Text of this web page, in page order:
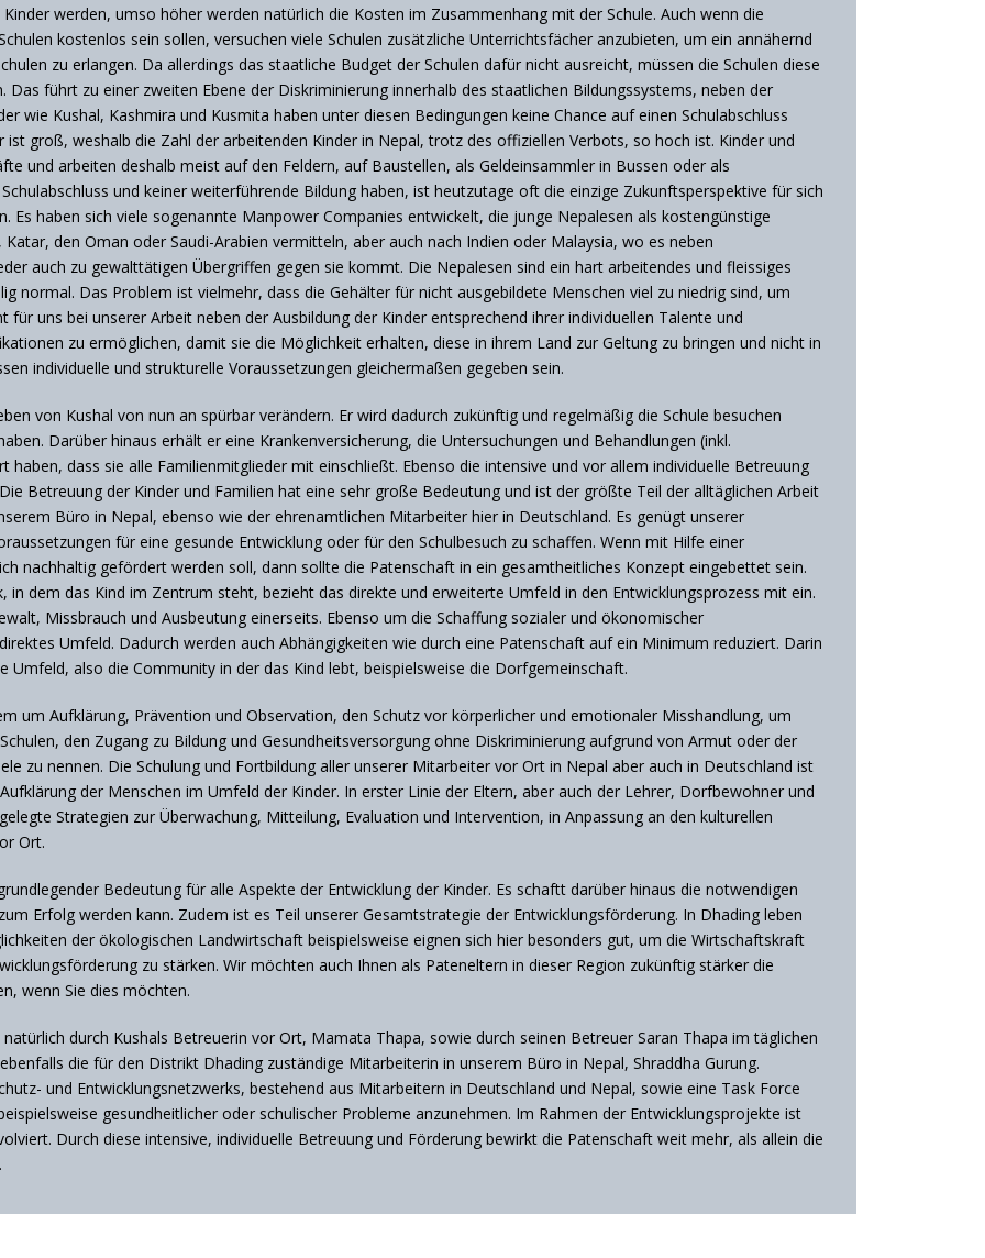
werden, umso höher werden natürlich die Kosten im Zusammenhang mit der Schule. Auch wenn die
kostenlos sein sollen, versuchen viele Schulen zusätzliche Unterrichtsfächer anzubieten, um ein annähernd
zu erlangen. Da allerdings das staatliche Budget der Schulen dafür nicht ausreicht, müssen die Schulen diese
Das führt zu einer zweiten Ebene der Diskriminierung innerhalb des staatlichen Bildungssystems, neben der
wie Kushal, Kashmira und Kusmita haben unter diesen Bedingungen keine Chance auf einen Schulabschluss
groß, weshalb die Zahl der arbeitenden Kinder in Nepal, trotz des offiziellen Verbots, so hoch ist. Kinder und
und arbeiten deshalb meist auf den Feldern, auf Baustellen, als Geldeinsammler in Bussen oder als
und keiner weiterführende Bildung haben, ist heutzutage oft die einzige Zukunftsperspektive für sich
Es haben sich viele sogenannte Manpower Companies entwickelt, die junge Nepalesen als kostengünstige
den Oman oder Saudi-Arabien vermitteln, aber auch nach Indien oder Malaysia, wo es neben
auch zu gewalttätigen Übergriffen gegen sie kommt. Die Nepalesen sind ein hart arbeitendes und fleissiges
normal. Das Problem ist vielmehr, dass die Gehälter für nicht ausgebildete Menschen viel zu niedrig sind, um
für uns bei unserer Arbeit neben der Ausbildung der Kinder entsprechend ihrer individuellen Talente und
zu ermöglichen, damit sie die Möglichkeit erhalten, diese in ihrem Land zur Geltung zu bringen und nicht in
individuelle und strukturelle Voraussetzungen gleichermaßen gegeben sein.
von Kushal von nun an spürbar verändern. Er wird dadurch zukünftig und regelmäßig die Schule besuchen
Darüber hinaus erhält er eine Krankenversicherung, die Untersuchungen und Behandlungen (inkl.
dass sie alle Familienmitglieder mit einschließt. Ebenso die intensive und vor allem individuelle Betreuung
Betreuung der Kinder und Familien hat eine sehr große Bedeutung und ist der größte Teil der alltäglichen Arbeit
Büro in Nepal, ebenso wie der ehrenamtlichen Mitarbeiter hier in Deutschland. Es genügt unserer
für eine gesunde Entwicklung oder für den Schulbesuch zu schaffen. Wenn mit Hilfe einer
nachhaltig gefördert werden soll, dann sollte die Patenschaft in ein gesamtheitliches Konzept eingebettet sein.
in dem das Kind im Zentrum steht, bezieht das direkte und erweiterte Umfeld in den Entwicklungsprozess mit ein.
Missbrauch und Ausbeutung einerseits. Ebenso um die Schaffung sozialer und ökonomischer
Umfeld. Dadurch werden auch Abhängigkeiten wie durch eine Patenschaft auf ein Minimum reduziert. Darin
Umfeld, also die Community in der das Kind lebt, beispielsweise die Dorfgemeinschaft.
um Aufklärung, Prävention und Observation, den Schutz vor körperlicher und emotionaler Misshandlung, um
den Zugang zu Bildung und Gesundheitsversorgung ohne Diskriminierung aufgrund von Armut oder der
zu nennen. Die Schulung und Fortbildung aller unserer Mitarbeiter vor Ort in Nepal aber auch in Deutschland ist
der Menschen im Umfeld der Kinder. In erster Linie der Eltern, aber auch der Lehrer, Dorfbewohner und
Strategien zur Überwachung, Mitteilung, Evaluation und Intervention, in Anpassung an den kulturellen
Ort.
Bedeutung für alle Aspekte der Entwicklung der Kinder. Es schaftt darüber hinaus die notwendigen
Erfolg werden kann. Zudem ist es Teil unserer Gesamtstrategie der Entwicklungsförderung. In Dhading leben
der ökologischen Landwirtschaft beispielsweise eignen sich hier besonders gut, um die Wirtschaftskraft
zu stärken. Wir möchten auch Ihnen als Pateneltern in dieser Region zukünftig stärker die
wenn Sie dies möchten.
durch Kushals Betreuerin vor Ort, Mamata Thapa, sowie durch seinen Betreuer Saran Thapa im täglichen
die für den Distrikt Dhading zuständige Mitarbeiterin in unserem Büro in Nepal, Shraddha Gurung.
und Entwicklungsnetzwerks, bestehend aus Mitarbeitern in Deutschland und Nepal, sowie eine Task Force
gesundheitlicher oder schulischer Probleme anzunehmen. Im Rahmen der Entwicklungsprojekte ist
Durch diese intensive, individuelle Betreuung und Förderung bewirkt die Patenschaft weit mehr, als allein die